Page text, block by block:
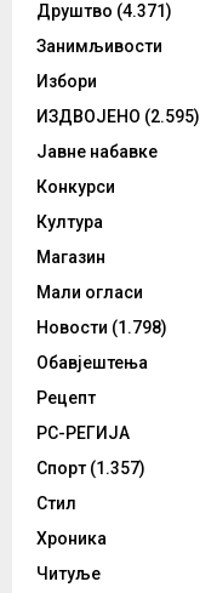
Друштво (4.371)
Занимљивости
Избори
ИЗДВОЈЕНО (2.595)
Јавне набавке
Конкурси
Култура
Магазин
Мали огласи
Новости (1.798)
Обавјештења
Рецепт
РС-РЕГИЈА
Спорт (1.357)
Стил
Хроника
Читуље